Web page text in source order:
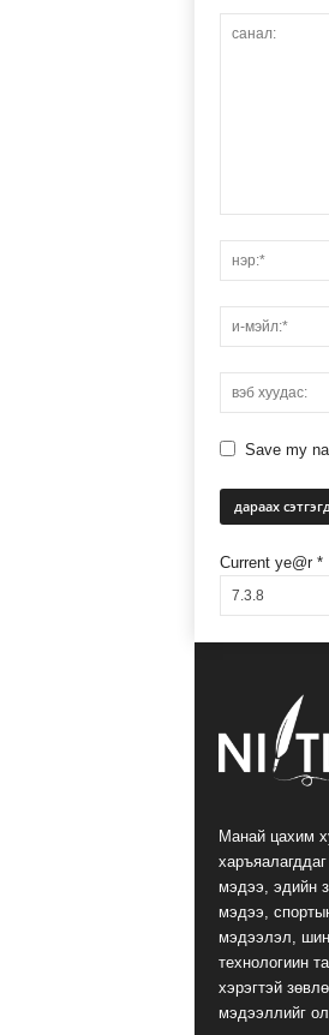
Save my
Current ye@r *
Манай цахим
мэдээ, эдийн
мэдээ,
мэдээлэл,
технологиин
хэрэгтэй
мэдээллийг